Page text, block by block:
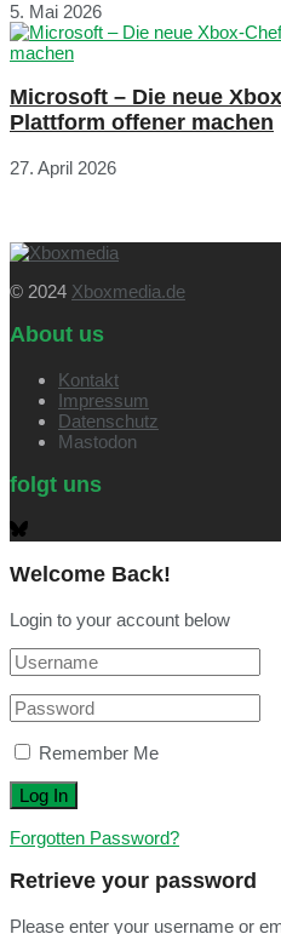
5. Mai 2026
Microsoft – Die neue
Plattform offener machen
27. April 2026
© 2024 Xboxmedia.de
About us
Kontakt
Impressum
Datenschutz
Mastodon
folgt uns
Welcome Back!
Login to your account below
Remember Me
Forgotten Password?
Retrieve your password
Please enter your username or